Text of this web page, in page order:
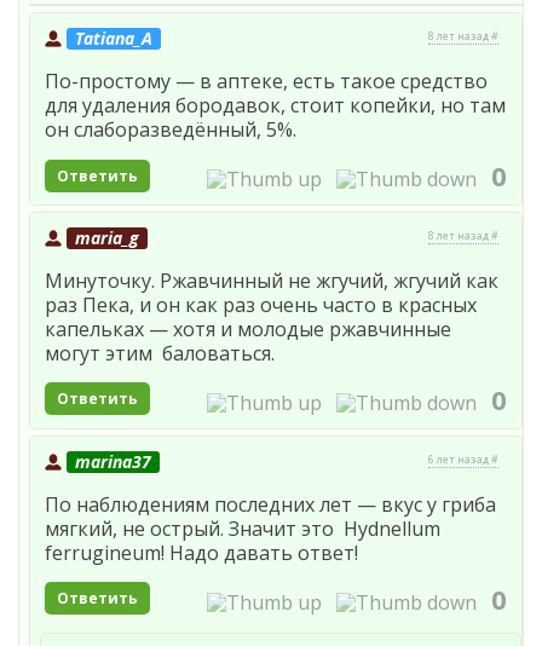
Tatiana_A 8 лет назад #
По-простому — в аптеке, есть такое средство
для удаления бородавок, стоит копейки, но там
он слаборазведённый, 5%.
Ответить 0
maria_g 8 лет назад #
Минуточку. Ржавчинный не жгучий, жгучий как
раз Пека, и он как раз очень часто в красных
капельках — хотя и молодые ржавчинные
могут этим баловаться.
Ответить 0
marina37 6 лет назад #
По наблюдениям последних лет — вкус у гриба
мягкий, не острый. Значит это Hydnellum
ferrugineum! Надо давать ответ!
Ответить 0